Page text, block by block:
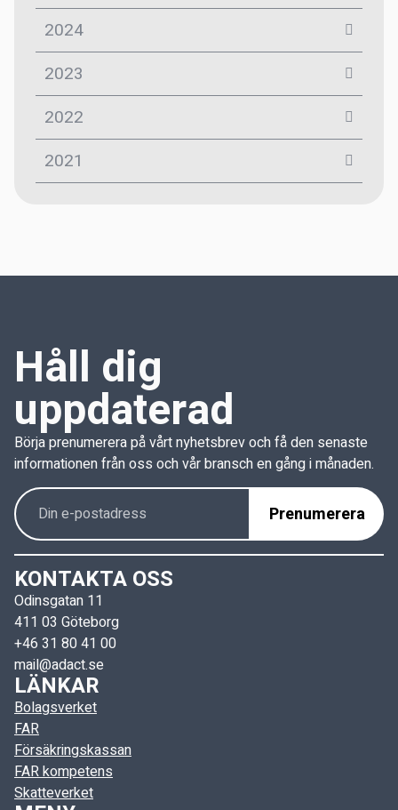
2024
2023
2022
2021
Håll dig
uppdaterad
Börja prenumerera på vårt nyhetsbrev och få den senaste
informationen från oss och vår bransch en gång i månaden.
KONTAKTA OSS
Odinsgatan 11
411 03 Göteborg
+46 31 80 41 00
mail@adact.se
LÄNKAR
Bolagsverket
FAR
Försäkringskassan
FAR kompetens
Skatteverket